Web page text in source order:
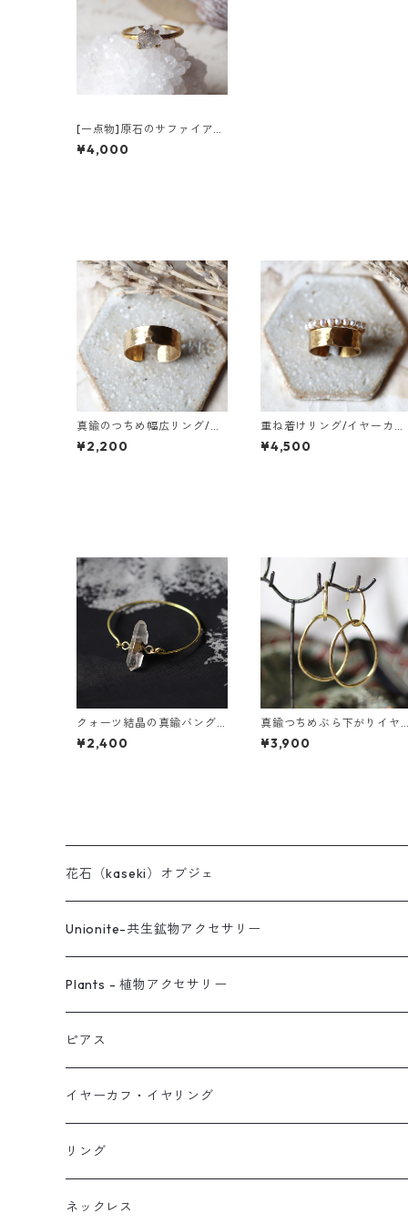
[一点物]原石のサファイアの
リング
¥4,000
真鍮のつちめ幅広リング/イ
ヤーカフ
¥2,200
重ね着けリング/イヤーカフ
真鍮つちめ幅広・ベビーパ
ール
¥4,500
クォーツ結晶の真鍮バング
ル
¥2,400
真鍮つちめぶら下がりイヤ
ーカフ
¥3,900
花石（kaseki）オブジェ
Unionite-共生鉱物アクセサリー
ピアス
ネックレス
イヤーカフ
イヤリング
Plants - 植物アクセサリー
ピアス
ネックレス
リング
ブレス
ピアス
スタッド・一粒
フック・ぶら下がり
フープ
イヤーカフ・イヤリング
原石イヤーカフ
植物イヤーカフ
リング
ネックレス